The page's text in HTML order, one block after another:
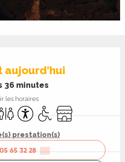
aujourd'hui
36 minutes
les horaires
niqueAccessibilitéAccès handicapés
Boutique
prestation(s)
05 65 32 28 ▒▒